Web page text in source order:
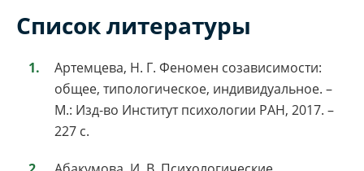
Список литературы
Артемцева, Н. Г. Феномен созависимости:
общее, типологическое, индивидуальное. –
М.: Изд-во Институт психологии РАН, 2017. –
227 с.